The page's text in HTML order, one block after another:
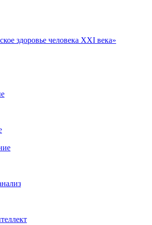
здоровье человека XXI века»